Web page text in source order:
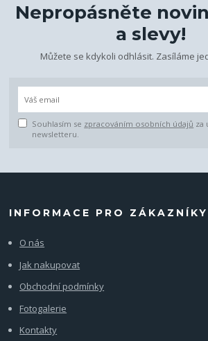
Nepropásněte
a slevy!
Můžete se kdykoli odhlásit. Zasíláme
Souhlasím se zpracováním osobních údajů za
newsletteru.
INFORMACE PRO ZÁKAZNÍKY
O nás
Jak nakupovat
Obchodní podmínky
Fotogalerie
Kontakty